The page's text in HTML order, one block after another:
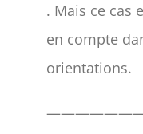
. Mais ce cas
en compte
orientations.